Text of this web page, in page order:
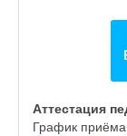
Аттестация
График